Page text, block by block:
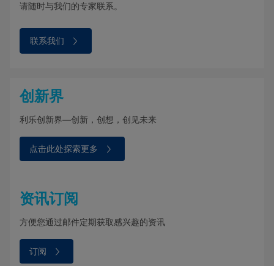
请随时与我们的专家联系。
联系我们
创新界
利乐创新界—创新，创想，创见未来
点击此处探索更多⁠⁠⁠
资讯订阅
方便您通过邮件定期获取感兴趣的资讯
订阅⁠